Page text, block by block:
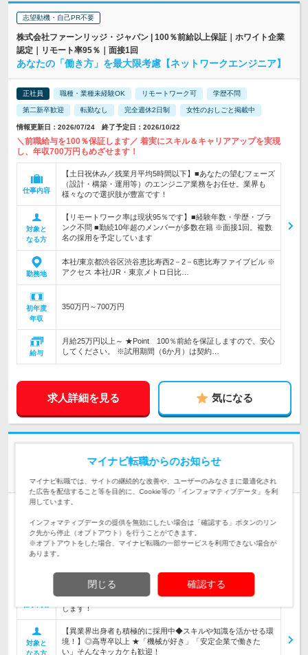
志望動機・自己PR不要
株式会社ファーンリッジ・ジャパン | 100％前給以上保証｜ホワイト企業
認定｜リモート率95％｜面接1回
あなたの「働き方」を最大限考慮【ネットワークエンジニア】
正社員 職種・業種未経験OK リモートワーク可 学歴不問
第二新卒歓迎 転勤なし 完全週休2日制 女性のおしごと掲載中
情報更新日：2026/07/24 終了予定日：2026/10/22
＼前職給与を100％保証します／ 着実にスキル＆キャリアアップを実現
し、年収700万円もめざせます！
仕事内容
【土日祝休み／残業月平均5時間以下】■あなたの望むフェーズ
（設計・構築・運用等）のエンジニア業務をお任せ。業界も
様々なので選択肢が豊富です！
対象と
なる方
【リモートワーク率は現状95％です】■経験年数・学歴・ブラ
ンク不問 ■勤続10年超のメンバーが多数在籍 ※面接1回。複数
名の採用を予定しています
勤務地
本社/東京都渋谷区渋谷恵比寿西2－2－6恵比寿ファイブビル ※
アクセス 本社/JR・東京メトロ日比…
初年度
年収
350万円～700万円
給与
月給25万円以上～ ★Point 100％前給を保証しますので、安心
してください。 ※試用期間（6か月）は契約…
求人詳細を見る 気になる
上場企業の【総合職】年間休日127日/賞与平均6.79ヶ月
正社員 職種・業種未経験OK
完全週休2日制
情報更新日：2026/07/31 終了予定日：2026/10/01
技術で世界を変えていく。そのスタートラインに立とう！働きやすさも
【世界TOPクラスのメーカー◆充実の研修制度で着実にスキル
アップ！】あなたのスキルや専門性を発揮できる業務をお任せ
します！
対象と
なる方
【異業界出身者も積極的に採用中◆スキルや知識を活かせる環
境！】◎高専卒以上 ★「機械が好き」「安定企業で働きた
い」そんなキッカケも歓迎！
マイナビ転職からのお知らせ
マイナビ転職では、サイトの継続的な改善や、ユーザーのみなさまに最適化され
た広告を配信すること等を目的に、Cookie等の「インフォマティブデータ」を利
用しています。
インフォマティブデータの提供を無効にしたい場合は「確認する」ボタンのリン
ク先から停止（オプトアウト）を行うことができます。
※オプトアウトをした場合、マイナビ転職の一部サービスを利用できない場合が
あります。
閉じる 確認する